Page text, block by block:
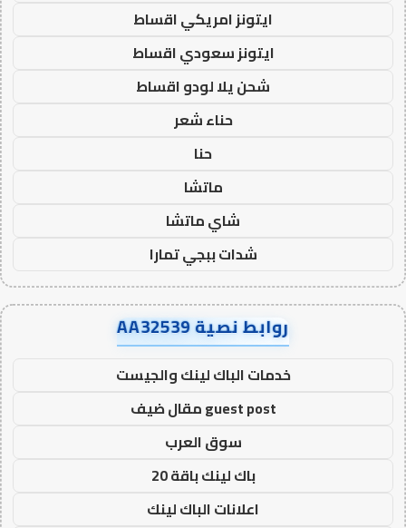
ايتونز امريكي اقساط
ايتونز سعودي اقساط
شحن يلا لودو اقساط
حناء شعر
حنا
ماتشا
شاي ماتشا
شدات ببجي تمارا
روابط نصية AA32539
خدمات الباك لينك والجيست
guest post مقال ضيف
سوق العرب
باك لينك باقة 20
اعلانات الباك لينك